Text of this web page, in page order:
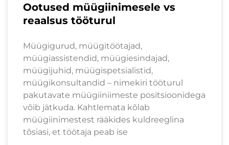
Ootused müügiinimesele vs
reaalsus tööturul
Müügigurud, müügitöötajad,
müügiassistendid, müügiesindajad,
müügijuhid, müügispetsialistid,
müügikonsultandid – nimekiri tööturul
pakutavate müügiiniimeste positsioonidega
võib jätkuda. Kahtlemata kõlab
müügiinimestest rääkides kuldreeglina
tõsiasi, et töötaja peab ise